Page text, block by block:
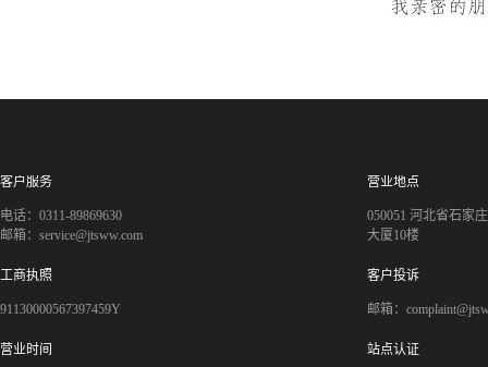
客户服务
电话：0311-89869630
邮箱：service@jtsww.com
营业地点
050051 河北省石家
大厦10楼
工商执照
91130000567397459Y
客户投诉
邮箱：
营业时间 站点认证